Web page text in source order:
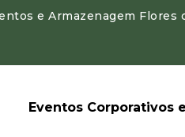
e Armazenagem Flores
Eventos Corporativos